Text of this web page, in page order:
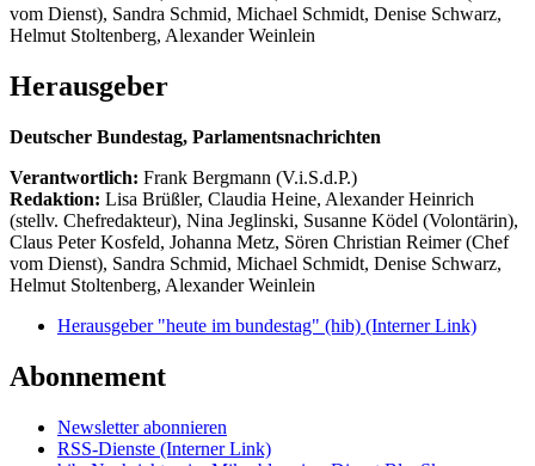
vom Dienst), Sandra Schmid, Michael Schmidt, Denise Schwarz,
Helmut Stoltenberg, Alexander Weinlein
Herausgeber
Deutscher Bundestag, Parlamentsnachrichten
Verantwortlich: Frank Bergmann (V.i.S.d.P.)
Redaktion: Lisa Brüßler, Claudia Heine, Alexander Heinrich
(stellv. Chefredakteur), Nina Jeglinski, Susanne Ködel (Volontärin),
Claus Peter Kosfeld, Johanna Metz, Sören Christian Reimer (Chef
vom Dienst), Sandra Schmid, Michael Schmidt, Denise Schwarz,
Helmut Stoltenberg, Alexander Weinlein
Herausgeber "heute im bundestag" (hib) (Interner Link)
Abonnement
Newsletter abonnieren
RSS-Dienste (Interner Link)